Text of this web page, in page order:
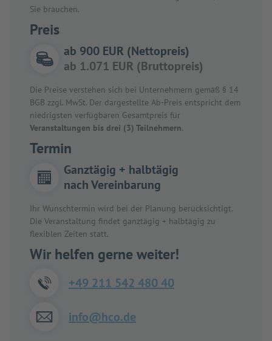
Sie brauchen.
Preis
ab 900 EUR (Nettopreis)
ab 1.071 EUR (Bruttopreis)
Die Preise verstehen sich bei Unternehmern gemäß § 14
BGB zzgl. MwSt. Der dargestellte Ab-Preis entspricht dem
niedrigsten verfügbaren Gesamtpreis für
Veranstaltungen bis drei (3) Teilnehmern.
Termin
Ganztägig + halbtägig
nach Vereinbarung
Ihr Wunschtermin wird bei der Planung berücksichtigt.
Die Veranstaltung findet ganztägig + halbtägig zu
flexiblen Zeiten statt.
Wir helfen gerne weiter!
+49 211 542 480 40
info@hco.de